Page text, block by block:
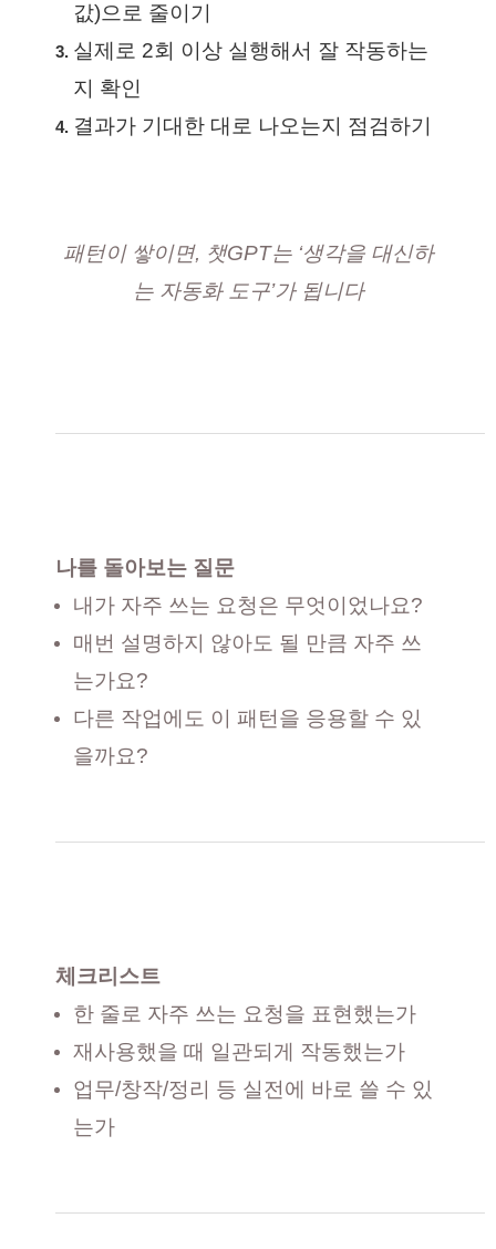
값)으로 줄이기
실제로 2회 이상 실행해서 잘 작동하는
지 확인
결과가 기대한 대로 나오는지 점검하기
패턴이 쌓이면, 챗GPT는 ‘생각을 대신하
는 자동화 도구’가 됩니다
나를 돌아보는 질문
내가 자주 쓰는 요청은 무엇이었나요?
매번 설명하지 않아도 될 만큼 자주 쓰
는가요?
다른 작업에도 이 패턴을 응용할 수 있
을까요?
체크리스트
한 줄로 자주 쓰는 요청을 표현했는가
재사용했을 때 일관되게 작동했는가
업무/창작/정리 등 실전에 바로 쓸 수 있
는가